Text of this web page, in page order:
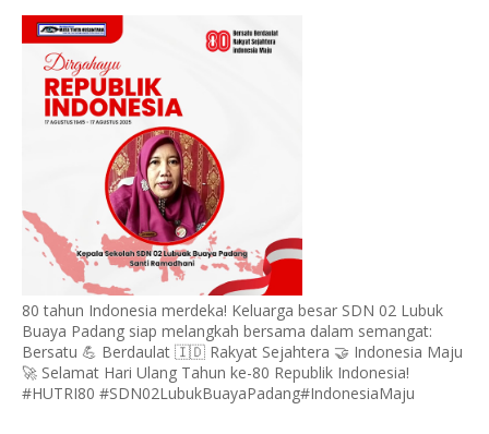
HUT RI KE - 80,
80 tahun Indonesia merdeka! Keluarga besar SDN 02 Lubuk
Buaya Padang siap melangkah bersama dalam semangat:
Bersatu 💪 Berdaulat 🇮🇩 Rakyat Sejahtera 🤝 Indonesia Maju
🚀 Selamat Hari Ulang Tahun ke-80 Republik Indonesia!
#HUTRI80 #SDN02LubukBuayaPadang#IndonesiaMaju